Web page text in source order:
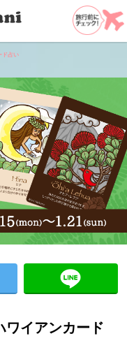
ド占い
ワイアンカード